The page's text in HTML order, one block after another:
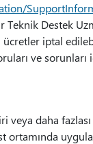
Destek
iptal
ve sorunları
daha